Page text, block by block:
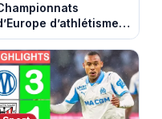
d’athlétisme
: le programme
à Birmingham
France Télévisions